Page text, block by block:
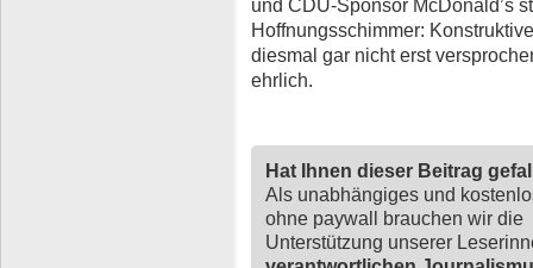
und CDU-Sponsor McDonald’s
Hoffnungsschimmer:
diesmal gar nicht erst
ehrlich.
Hat Ihnen dieser Beitrag
Als unabhängiges und
ohne paywall brauchen wir die
Unterstützung unserer